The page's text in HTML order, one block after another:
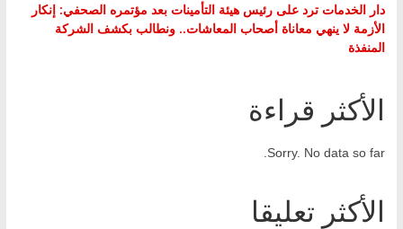
دار الخدمات ترد على رئيس هيئة التأمينات بعد مؤتمره الصحفي: إنكار
الأزمة لا ينهي معاناة أصحاب المعاشات.. ونطالب بكشف الشركة
المنفذة
الأكثر قراءة
Sorry. No data so far.
الأكثر تعليقا